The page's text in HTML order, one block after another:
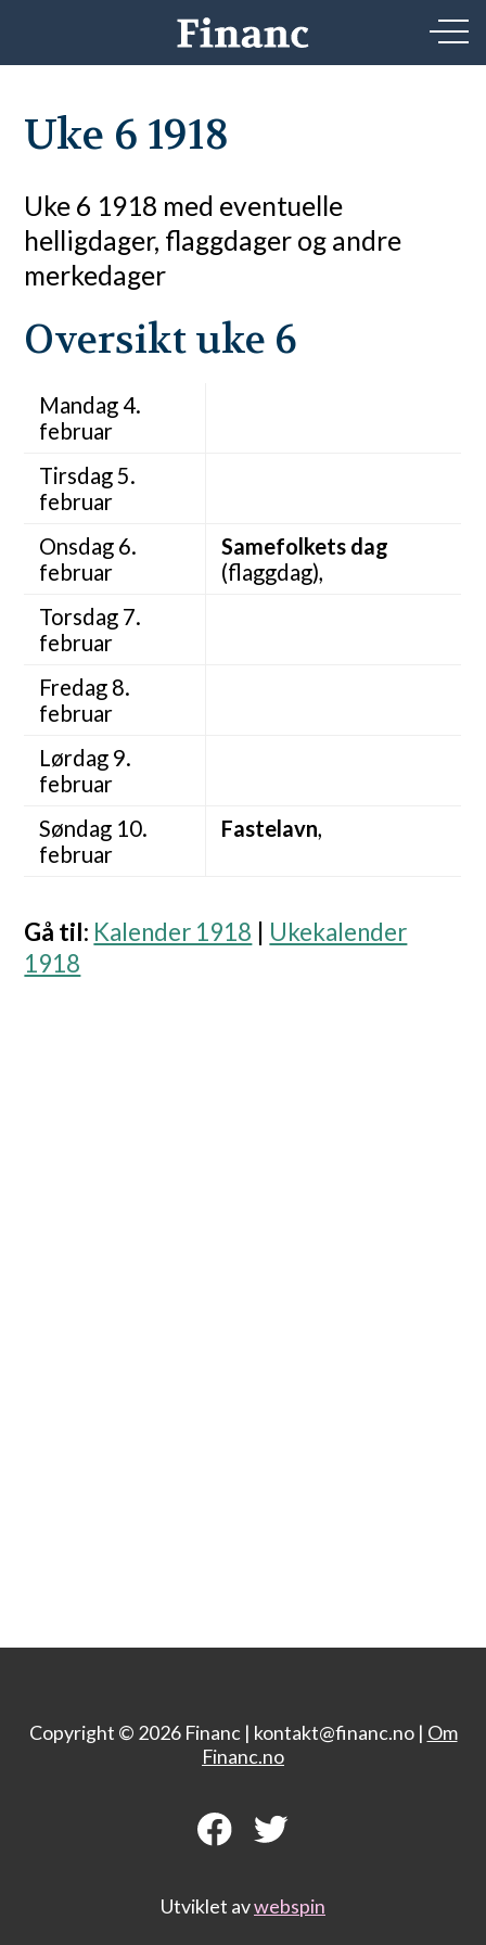
Uke 6 1918
Uke 6 1918 med eventuelle
helligdager, flaggdager og andre
merkedager
Oversikt uke 6
Mandag 4.
februar
Tirsdag 5.
februar
Onsdag 6.
februar
Samefolkets dag
(flaggdag),
Torsdag 7.
februar
Fredag 8.
februar
Lørdag 9.
februar
Søndag 10.
februar
Fastelavn,
Gå til: Kalender 1918
Ukekalender
1918
Copyright © 2026 Financ | kontakt@financ.no | Om
Financ.no
Utviklet avwebspin